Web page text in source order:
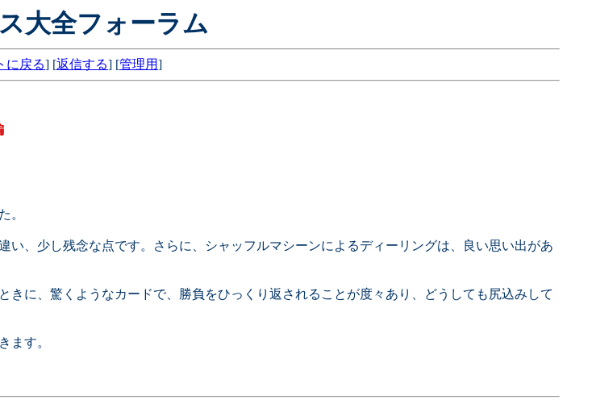
大全フォーラム
に戻る] [返信する] [管理用]
。
、少し残念な点です。さらに、シャッフルマシーンによるディーリングは、良い思い出があ
に、驚くようなカードで、勝負をひっくり返されることが度々あり、どうしても尻込みして
ます。